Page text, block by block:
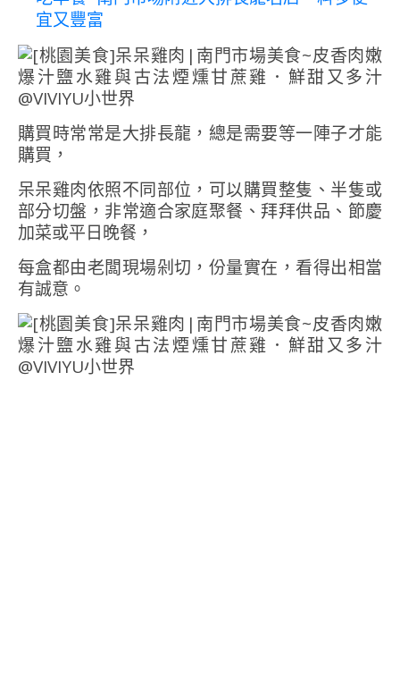
宜又豐富
購買時常常是大排長龍，總是需要等一陣子才能
購買，
呆呆雞肉依照不同部位，可以購買整隻、半隻或
部分切盤，非常適合家庭聚餐、拜拜供品、節慶
加菜或平日晚餐，
每盒都由老闆現場剁切，份量實在，看得出相當
有誠意。